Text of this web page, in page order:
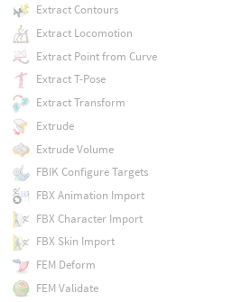
Extract Contours
Extract Locomotion
Extract Point from Curve
Extract T-Pose
Extract Transform
Extrude
Extrude Volume
FBIK Configure Targets
FBX Animation Import
FBX Character Import
FBX Skin Import
FEM Deform
FEM Validate